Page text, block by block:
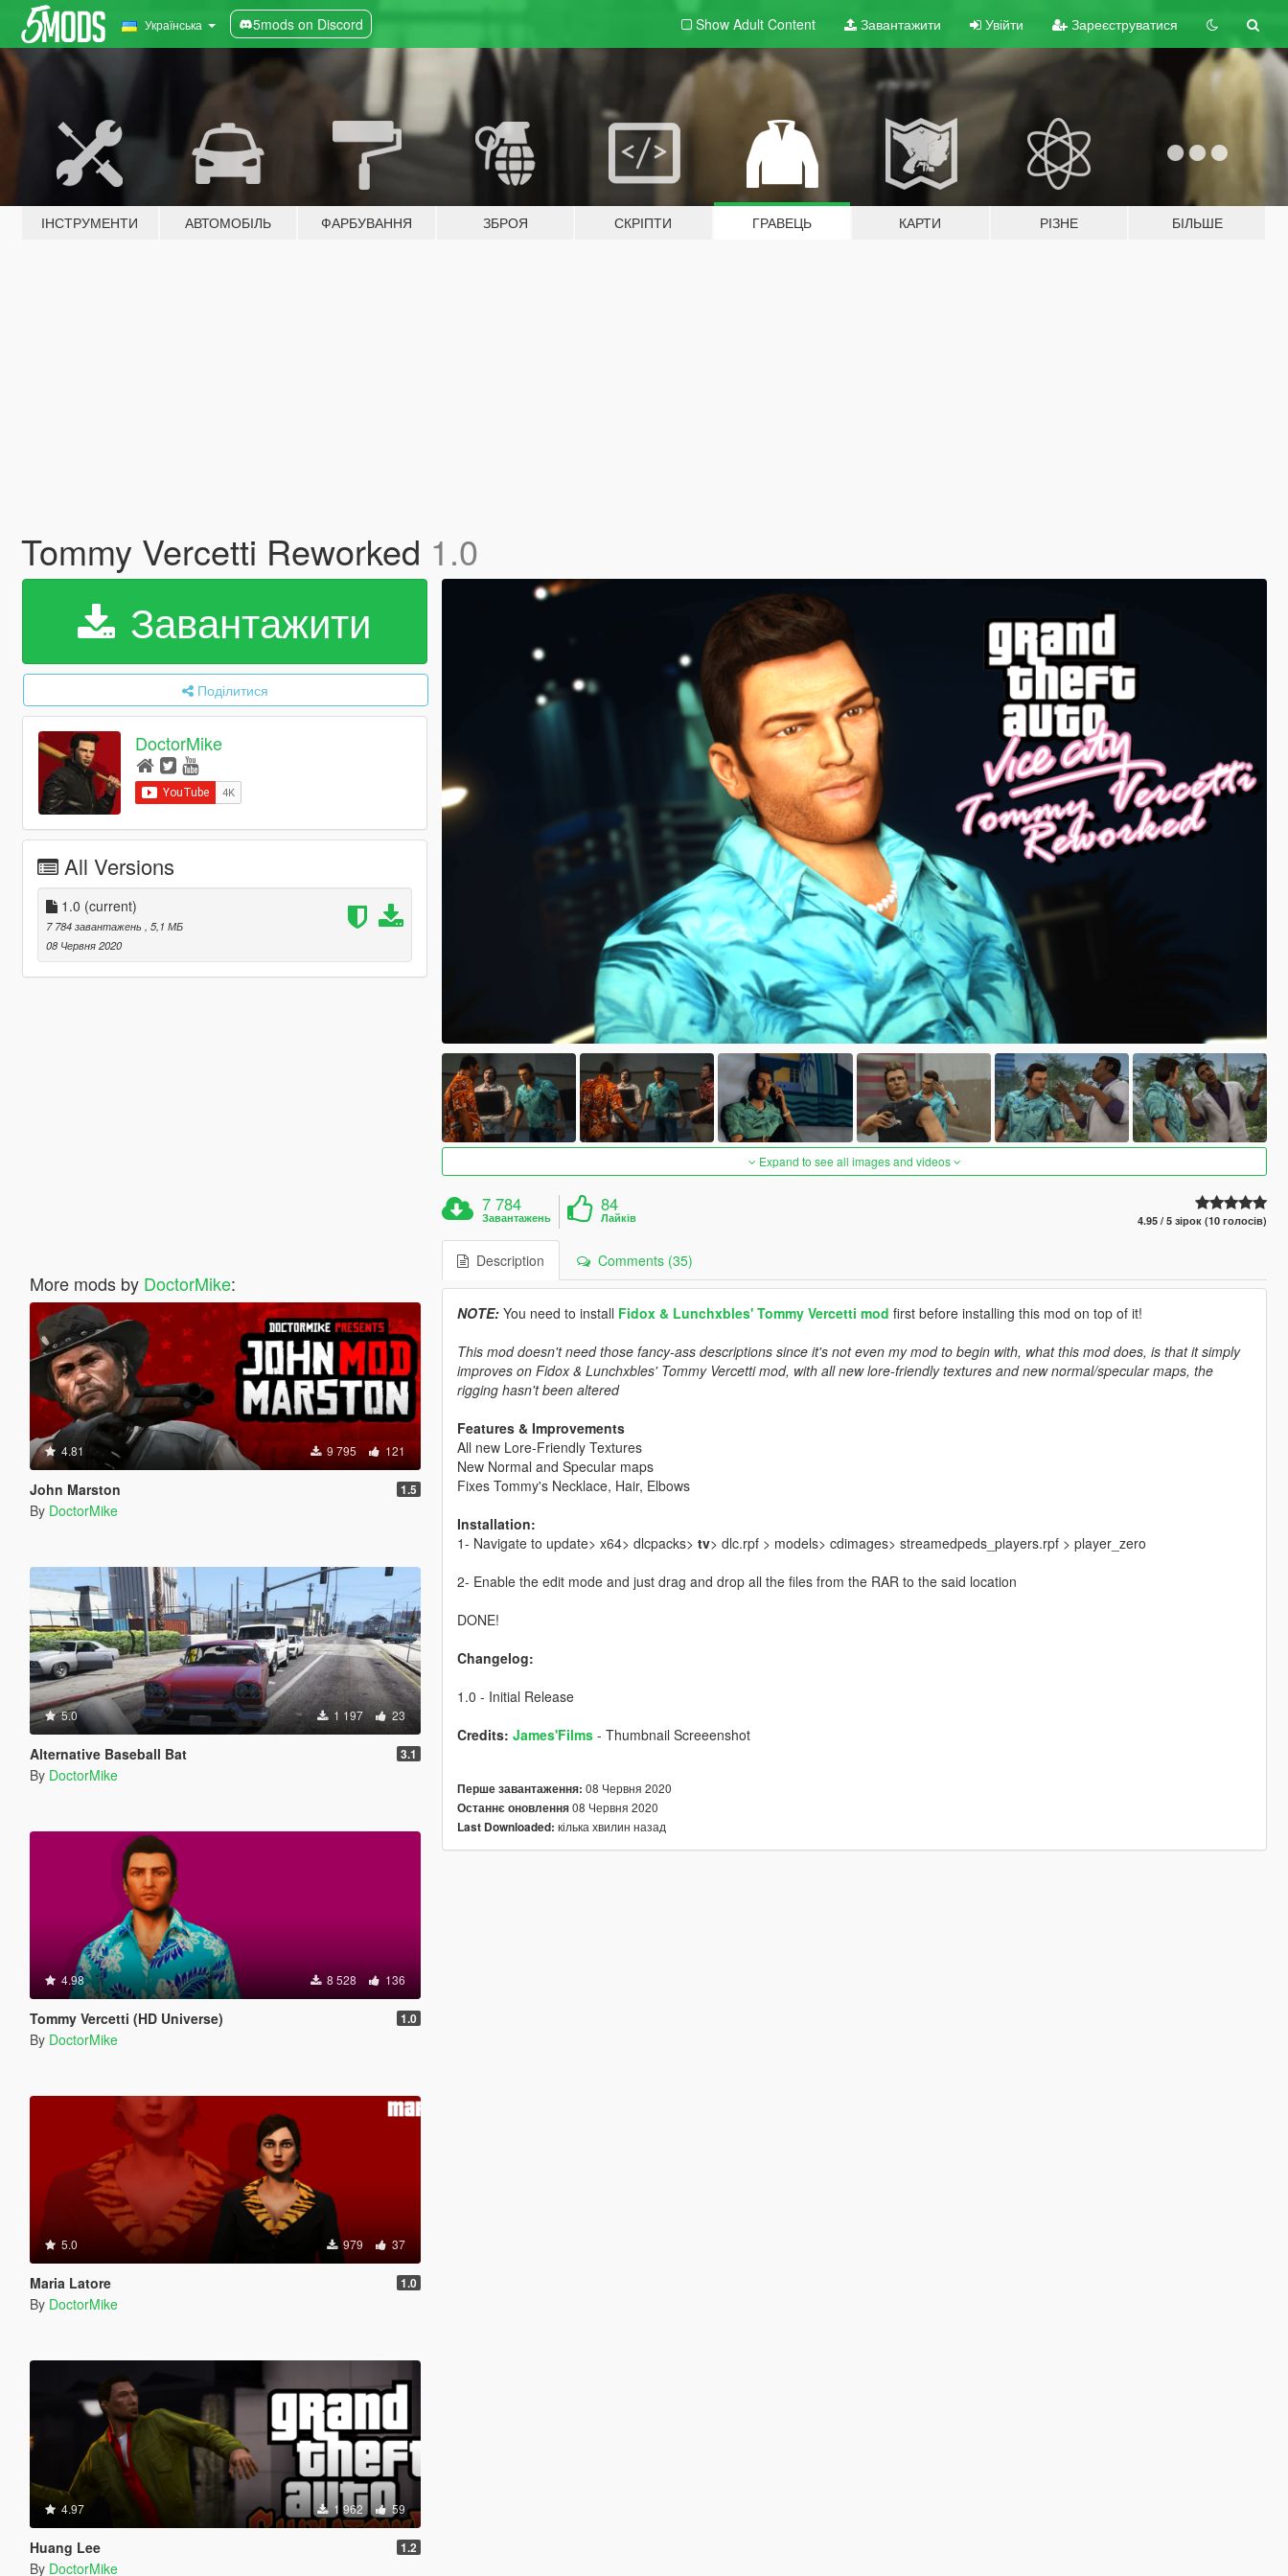
Українська 5mods on Discord Show Adult Content Завантажити Увійти Зареєструватися
ІНСТРУМЕНТИ АВТОМОБІЛЬ ФАРБУВАННЯ ЗБРОЯ СКРІПТИ ГРАВЕЦЬ КАРТИ РІЗНЕ БІЛЬШЕ
Tommy Vercetti Reworked 1.0
Завантажити
Поділитися
DoctorMike
All Versions
1.0 (current)
7 784 завантажень
, 5,1 МБ
08 Червня 2020
More mods by DoctorMike:
4.81 9 795 121
John Marston 1.5
By DoctorMike
5.0 1 197 23
Alternative Baseball Bat 3.1
By DoctorMike
4.98 8 528 136
Tommy Vercetti (HD Universe) 1.0
By DoctorMike
5.0 979 37
Maria Latore 1.0
By DoctorMike
4.97 1 962 59
Huang Lee 1.2
By DoctorMike
Expand to see all images and videos
7 784
Завантажень
84
Лайків 4.95 / 5 зірок (10 голосів)
Description Comments (35)
NOTE: You need to install Fidox & Lunchxbles' Tommy Vercetti mod first before installing this mod on top of it!
This mod doesn't need those fancy-ass descriptions since it's not even my mod to begin with, what this mod does, is that it simply
improves on Fidox & Lunchxbles' Tommy Vercetti mod, with all new lore-friendly textures and new normal/specular maps, the
rigging hasn't been altered
Features & Improvements
All new Lore-Friendly Textures
New Normal and Specular maps
Fixes Tommy's Necklace, Hair, Elbows
Installation:
1- Navigate to update> x64> dlcpacks> tv> dlc.rpf > models> cdimages> streamedpeds_players.rpf > player_zero
2- Enable the edit mode and just drag and drop all the files from the RAR to the said location
DONE!
Changelog:
1.0 - Initial Release
Credits: James'Films- Thumbnail Screeenshot
Перше завантаження: 08 Червня 2020
Останнє оновлення08 Червня 2020
Last Downloaded: кілька хвилин назад